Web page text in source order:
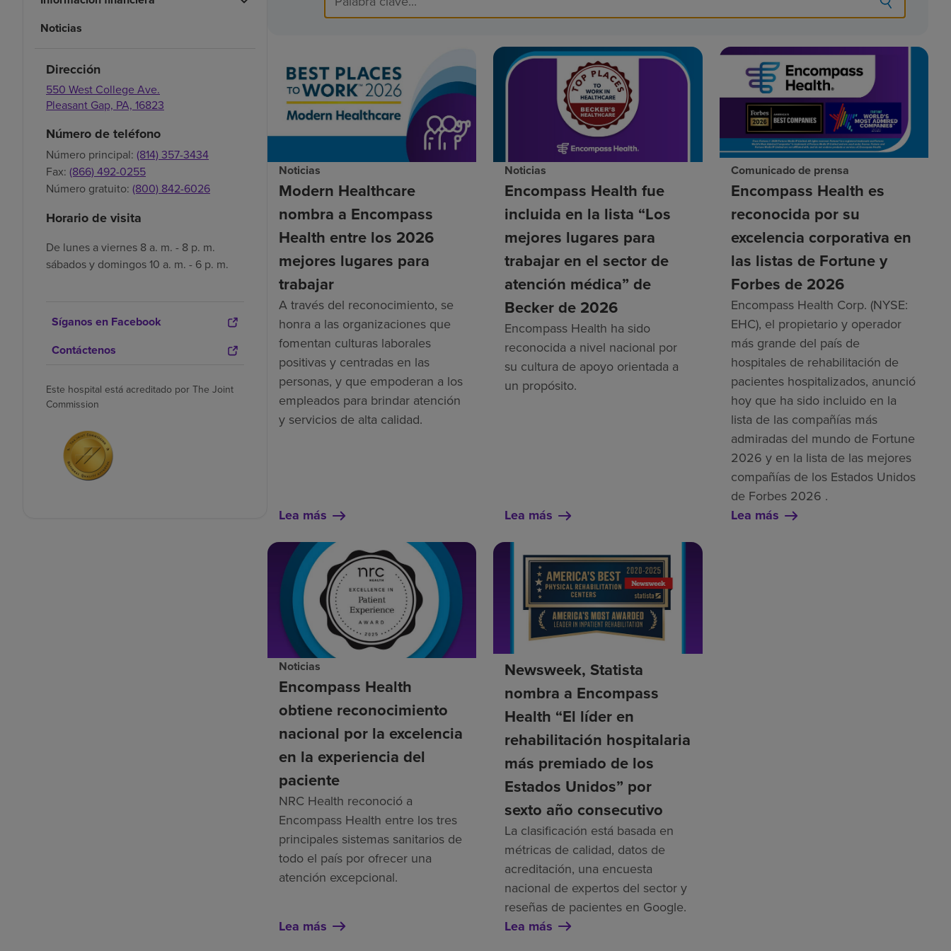
Noticias
Dirección
550 West College Ave.
Pleasant Gap, PA, 16823
Número de teléfono
Número principal: (814) 357-3434
Fax: (866) 492-0255
Número gratuito: (800) 842-6026
Horario de visita
De lunes a viernes 8 a. m. - 8 p. m.
sábados y domingos 10 a. m. - 6 p. m.
Síganos en Facebook
Contáctenos
Este hospital está acreditado por The Joint
Commission
Noticias
Modern Healthcare
nombra a Encompass
Health entre los 2026
mejores lugares para
trabajar
A través del reconocimiento, se
honra a las organizaciones que
fomentan culturas laborales
positivas y centradas en las
personas, y que empoderan a los
empleados para brindar atención
y servicios de alta calidad.
Lea más
Noticias
Encompass Health fue
incluida en la lista “Los
mejores lugares para
trabajar en el sector de
atención médica” de
Becker de 2026
Encompass Health ha sido
reconocida a nivel nacional por
su cultura de apoyo orientada a
un propósito.
Lea más
Comunicado de prensa
Encompass Health es
reconocida por su
excelencia corporativa en
las listas de Fortune y
Forbes de 2026
Encompass Health Corp. (NYSE:
EHC), el propietario y operador
más grande del país de
hospitales de rehabilitación de
pacientes hospitalizados, anunció
hoy que ha sido incluido en la
lista de las compañías más
admiradas del mundo de Fortune
2026 y en la lista de las mejores
compañías de los Estados Unidos
de Forbes 2026 .
Lea más
Noticias
Encompass Health
obtiene reconocimiento
nacional por la excelencia
en la experiencia del
paciente
NRC Health reconoció a
Encompass Health entre los tres
principales sistemas sanitarios de
todo el país por ofrecer una
atención excepcional.
Lea más
Newsweek, Statista
nombra a Encompass
Health “El líder en
rehabilitación hospitalaria
más premiado de los
Estados Unidos” por
sexto año consecutivo
La clasificación está basada en
métricas de calidad, datos de
acreditación, una encuesta
nacional de expertos del sector y
reseñas de pacientes en Google.
Lea más